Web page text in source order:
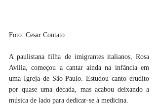
Foto: Cesar Contato
A paulistana filha de imigrantes italianos, Rosa
Avilla, começou a cantar ainda na infância em
uma Igreja de São Paulo. Estudou canto erudito
por quase uma década, mas acabou deixando a
música de lado para dedicar-se à medicina.